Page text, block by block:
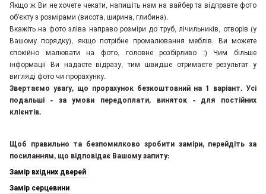
Якщо ж Ви не хочете чекати, напишіть нам на вайбер та відправте фото
об'єкту з розмірами (висота, ширина, глибина).
Вкажіть на фото зліва направо розміри до труб, лічильників, отворів (у
Вашому порядку), якщо потрібне промалювання меблів. Ви можете
спокійно малювати на фото, головне розбірливо :) Чим більше
інформації Ви надасте відразу, тим швидше отримаєте результат у
вигляді фото чи прорахунку.
Звертаємо увагу, що прорахунок безкоштовний на 1 варіант. Усі
подальші - за умови передоплати, виняток - для постійних
клієнтів.
Щоб правильно та безпомилково зробити заміри, перейдіть за
посиланням, що відповідає Вашому запиту:
Замір вхідних дверей
Замір серцевини